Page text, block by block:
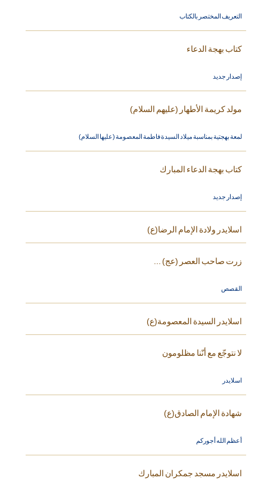
التعريف المختصر بالكتاب
كتاب بهجة الدعاء
إصدار جديد
مولد كريمة الأطهار (عليهم السلام)
لمعة بهجتية بمناسبة ميلاد السيدة فاطمة المعصومة (عليها السلام)
كتاب بهجة الدعاء المبارك
إصدار جديد
اسلايدر ولادة الإمام الرضا(ع)
زرت صاحب العصر (عج) ...
القصص
اسلايدر السيدة المعصومة(ع)
لا نتوجّع مع أنّنا مظلومون
اسلايدر
شهادة الإمام الصادق(ع)
أعظم الله أجوركم
اسلايدر مسجد جمكران المبارك